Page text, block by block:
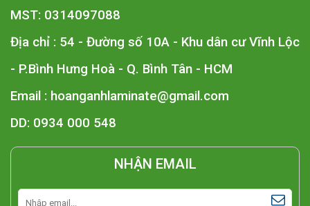
MST: 0314097088
Địa chỉ : 54 - Đường số 10A - Khu dân cư Vĩnh Lộc
- P.Bình Hưng Hoà - Q. Bình Tân - HCM
Email : hoanganhlaminate@gmail.com
DD: 0934 000 548
NHẬN EMAIL